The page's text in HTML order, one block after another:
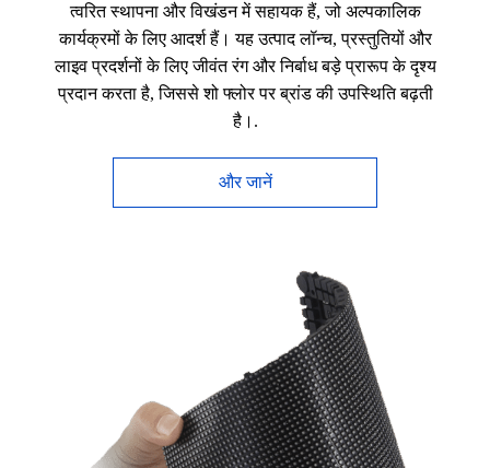
त्वरित स्थापना और विखंडन में सहायक हैं, जो अल्पकालिक
कार्यक्रमों के लिए आदर्श हैं। यह उत्पाद लॉन्च, प्रस्तुतियों और
लाइव प्रदर्शनों के लिए जीवंत रंग और निर्बाध बड़े प्रारूप के दृश्य
प्रदान करता है, जिससे शो फ्लोर पर ब्रांड की उपस्थिति बढ़ती
है।.
और जानें